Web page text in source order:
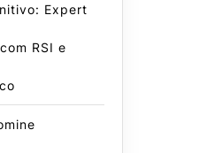
Expert
RSI e